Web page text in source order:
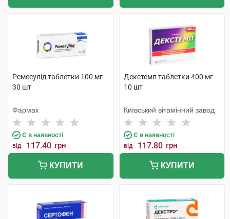
Ремесулід таблетки 100 мг
30 шт
Фармак
Є в наявності
від 117.40 грн
КУПИТИ
Декстемп таблетки 400 мг
10 шт
Київський вітамінний завод
Є в наявності
від 117.80 грн
КУПИТИ